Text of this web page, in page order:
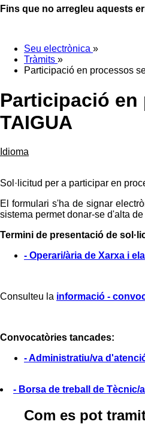
Fins que no arregleu aquests
Seu electrònica »
Tràmits »
Participació en processos
Participació
TAIGUA
Idioma
Sol·licitud per a participar en
El formulari s'ha de signar
sistema permet donar-se d'alta
Termini de presentació de
- Operari/ària de Xarxa i
Consulteu la informació -
Convocatòries tancades:
- Administratiu/va
- Borsa de treball de Tècnic/
Com es pot